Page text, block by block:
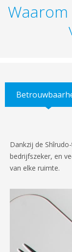
Dankzij de
bedrijfszeker, en
van elke ruimte.